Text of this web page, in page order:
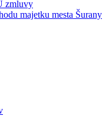
zmluvy
majetku mesta Šurany